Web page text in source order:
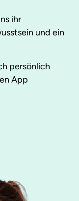
ihr
und ein
persönlich
App